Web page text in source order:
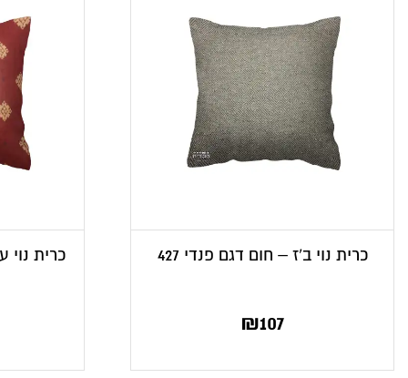
כרית נוי ב’ז – חום דגם פנדי 427
₪107
כרית נוי